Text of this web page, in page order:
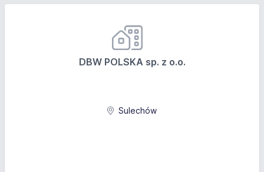
DBW POLSKA sp. z o.o.
Sulechów